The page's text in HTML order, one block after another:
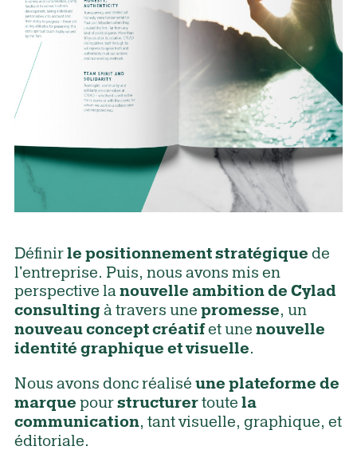
Définirle positionnementstratégique de
l'entreprise. Puis, nous avons mis en
perspective lanouvelle ambition de Cylad
consulting à travers une promesse, un
nouveau concept créatifet une nouvelle
identité graphique et visuelle.
Nous avons donc réalisé une plateforme de
marque pourstructurertoute la
communication, tant visuelle, graphique, et
éditoriale.